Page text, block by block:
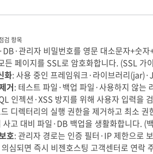
검 항목
관리자 비밀번호를 영문 대소문자+숫
든 페이지를 SSL로 암호화합니다. (SSL 가
화: 사용 중인 프레임워크·라이브러리
거: 테스트 파일·백업 파일·사용하지 않는
인젝션·XSS 방지를 위해 사용자 입력
디렉터리의 실행 권한을 제거하고 최소 권
사고 대비 파일·DB 백업을 생활화합니다. (
호: 관리자 경로는 인증 필터·IP 제한으로
심되면 즉시 비젠호스팅 고객센터로 연락